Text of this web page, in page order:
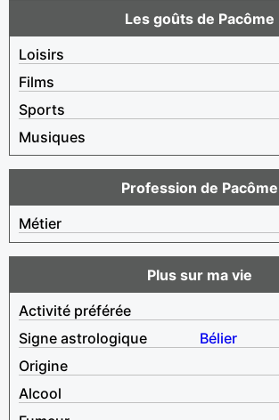
Les goûts de Pacôme
Loisirs
Films
Sports
Musiques
Profession de Pacôme
Métier
Plus sur ma vie
Activité préférée
Signe astrologique
Bélier
Origine
Alcool